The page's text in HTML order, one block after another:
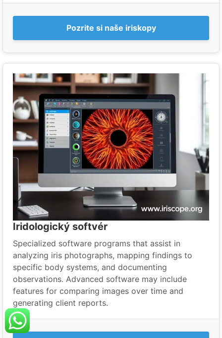
Pozrite si naše iriskopy
Iridologický softvér
Specialized software programs that assist in
analyzing iris photographs, mapping findings to
specific body systems, and documenting
observations. Advanced software may include
features for comparing images over time and
generating client reports.